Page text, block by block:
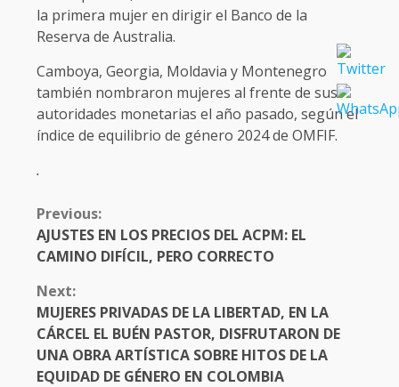
la primera mujer en dirigir el Banco de la
Reserva de Australia.
Camboya, Georgia, Moldavia y Montenegro
también nombraron mujeres al frente de sus
autoridades monetarias el año pasado, según el
índice de equilibrio de género 2024 de OMFIF.
.
CONTINUE
READING
Previous:
AJUSTES EN LOS PRECIOS DEL ACPM: EL
CAMINO DIFÍCIL, PERO CORRECTO
Next:
MUJERES PRIVADAS DE LA LIBERTAD, EN LA
CÁRCEL EL BUÉN PASTOR, DISFRUTARON DE
UNA OBRA ARTÍSTICA SOBRE HITOS DE LA
EQUIDAD DE GÉNERO EN COLOMBIA